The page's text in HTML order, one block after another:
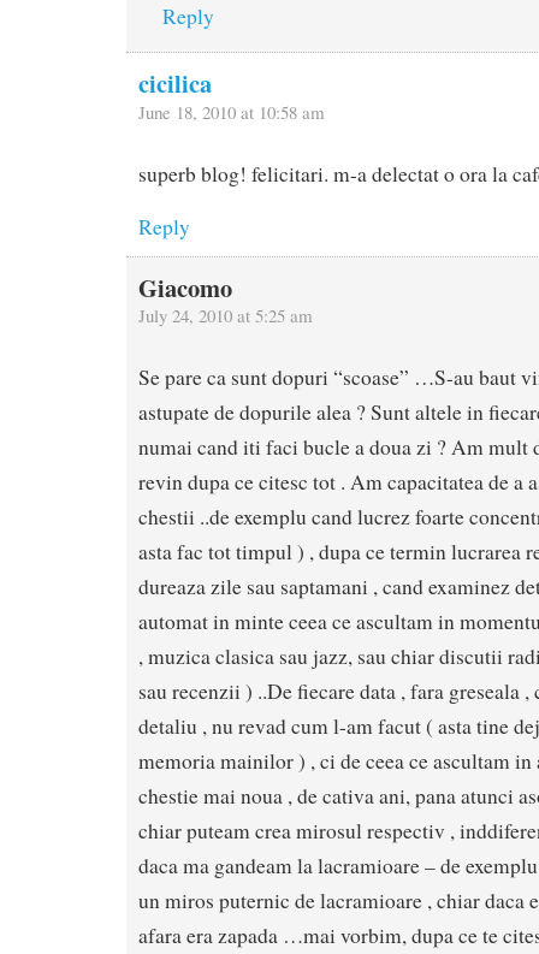
Reply
cicilica
June 18, 2010 at 10:58 am
superb blog! felicitari. m-a delectat o ora la
Reply
Giacomo
July 24, 2010 at 5:25 am
Se pare ca sunt dopuri “scoase” …S-au baut
astupate de dopurile alea ? Sunt altele in
numai cand iti faci bucle a doua zi ? Am mult
revin dupa ce citesc tot . Am capacitatea de a
chestii ..de exemplu cand lucrez foarte
asta fac tot timpul ) , dupa ce termin lucrarea
dureaza zile sau saptamani , cand examinez
automat in minte ceea ce ascultam in
, muzica clasica sau jazz, sau chiar discutii
sau recenzii ) ..De fiecare data , fara greseala
detaliu , nu revad cum l-am facut ( asta tine
memoria mainilor ) , ci de ceea ce ascultam in
chestie mai noua , de cativa ani, pana atunci
chiar puteam crea mirosul respectiv ,
daca ma gandeam la lacramioare – de
un miros puternic de lacramioare , chiar daca
afara era zapada …mai vorbim, dupa ce te